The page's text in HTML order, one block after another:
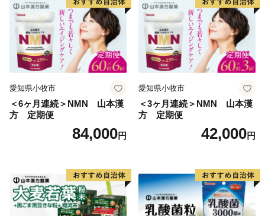
愛知県小牧市
＜6ヶ月連続＞NMN 山本漢
方 定期便
84,000円
愛知県小牧市
＜3ヶ月連続＞NMN 山本漢
方 定期便
42,000円